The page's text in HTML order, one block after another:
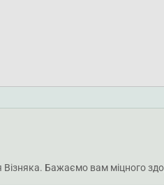
Візняка. Бажаємо вам міцного